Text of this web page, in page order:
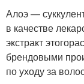
Алоэ —
в качестве
экстракт
брендовыми
по уходу за